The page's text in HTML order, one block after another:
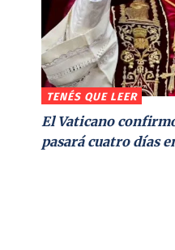
TENÉS QUE LEER
El Vaticano
pasará cuatro días